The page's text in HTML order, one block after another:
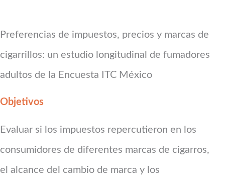
Preferencias de impuestos, precios y marcas de
cigarrillos: un estudio longitudinal de fumadores
adultos de la Encuesta ITC México
Objetivos
Evaluar si los impuestos repercutieron en los
consumidores de diferentes marcas de cigarros,
el alcance del cambio de marca y los